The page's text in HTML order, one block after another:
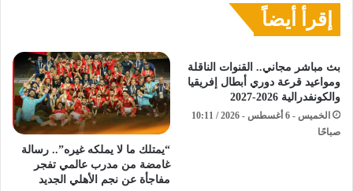
إقرأ أيضاً
بث مباشر مجاني.. القنوات الناقلة
ومواعيد قرعة دوري أبطال إفريقيا
والكونفدرالية 2026-2027
الخميس - 6 أغسطس - 2026 / 10:11
صباحًا
“يمتلك ما لا يملكه غيره”.. رسالة
غامضة من مدرب عالمي تفجر
مفاجأة عن نجم الأهلي الجديد